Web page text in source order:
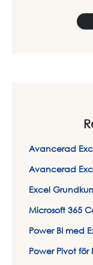
Avancerad
Avancerad
Excel
Power BI med
Power Pivot för